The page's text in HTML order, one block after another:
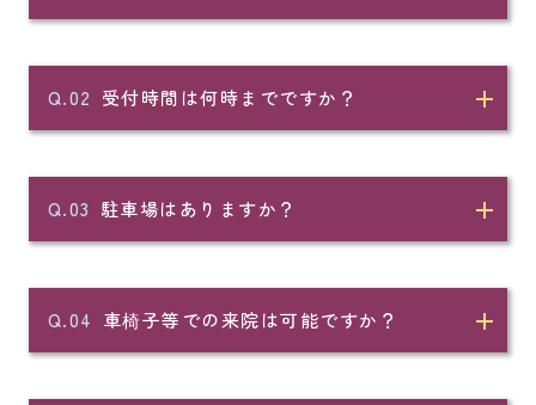
Q.02 受付時間は何時までですか？
Q.03 駐車場はありますか？
Q.04 車椅子等での来院は可能ですか？